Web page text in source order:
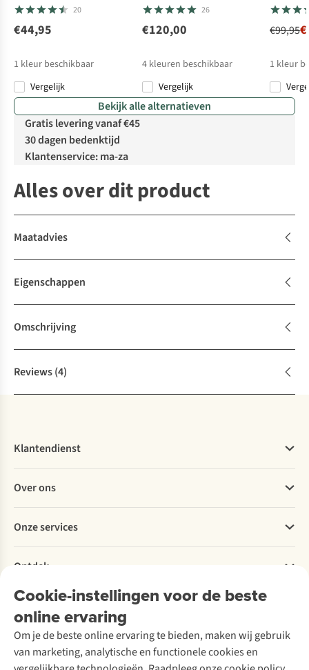
20
€44,95
1 kleur beschikbaar
Vergelijk
26
€120,00
4 kleuren beschikbaar
Vergelijk
€99,95
1 kleur
Bekijk alle alternatieven
Gratis levering vanaf €45
30 dagen bedenktijd
Klantenservice: ma-za
Alles over dit product
Maatadvies
Eigenschappen
Omschrijving
Reviews(4)
Cookie-instellingen voor de beste
online ervaring
Om je de beste online ervaring te bieden, maken wij gebruik
van marketing, analytische en functionele cookies en
Klantendienst
Bestellen
Betalen
Levering
Retourneren
Bestelling herroepen
Garantie
Contact
Over ons
Explore More
Verantwoord ondernemen
Over Ayacucho
Onze winkels
Over A.S.Adventure
Toegankelijkheidsverklaring
Onze services
Ski-onderhoud
Wasservice
Schoenonderhoud
Schoenherstelling
Kledingherstelling
Ontdek
A.S.Magazine
Podcast
Explore Academy
Explore Camp
Gear Check
Meld je aan voor de nieuwsbrief